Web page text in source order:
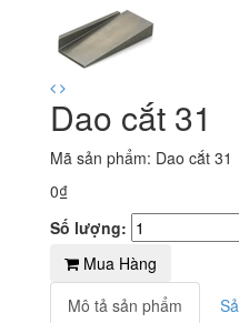
Dao cắt 31
Mã sản phẩm: Dao cắt 31
0₫
Số lượng:
Mua Hàng
Mô tả sản phẩm